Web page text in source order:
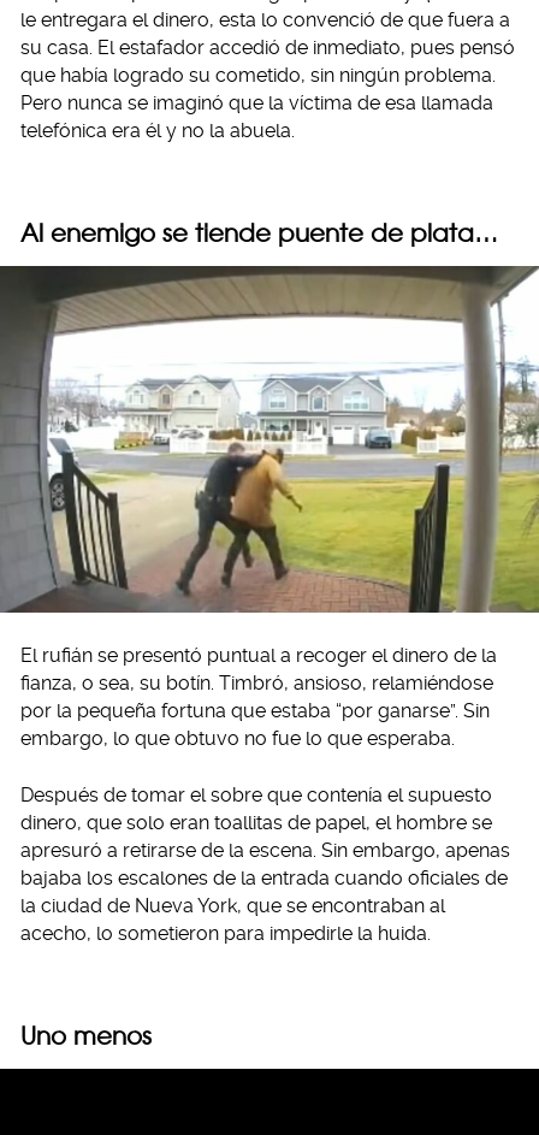
le entregara el dinero, esta lo convenció de que fuera a
su casa. El estafador accedió de inmediato, pues pensó
que había logrado su cometido, sin ningún problema.
Pero nunca se imaginó que la víctima de esa llamada
telefónica era él y no la abuela.
Al enemigo se tiende puente de plata…
El rufián se presentó puntual a recoger el dinero de la
fianza, o sea, su botín. Timbró, ansioso, relamiéndose
por la pequeña fortuna que estaba “por ganarse”. Sin
embargo, lo que obtuvo no fue lo que esperaba.
Después de tomar el sobre que contenía el supuesto
dinero, que solo eran toallitas de papel, el hombre se
apresuró a retirarse de la escena. Sin embargo, apenas
bajaba los escalones de la entrada cuando oficiales de
la ciudad de Nueva York, que se encontraban al
acecho, lo sometieron para impedirle la huida.
Uno menos